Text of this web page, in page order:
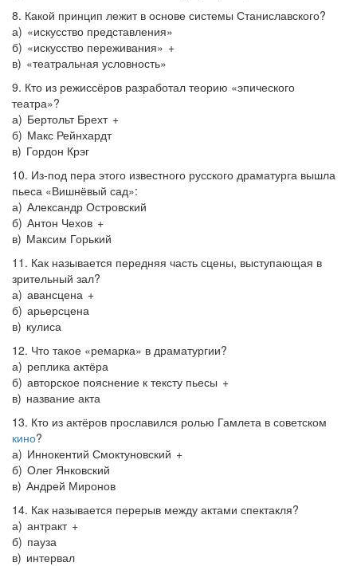
8. Какой принцип лежит в основе системы Станиславского?
а) «искусство представления»
б) «искусство переживания» +
в) «театральная условность»
9. Кто из режиссёров разработал теорию «эпического
театра»?
а) Бертольт Брехт +
б) Макс Рейнхардт
в) Гордон Крэг
10. Из-под пера этого известного русского драматурга вышла
пьеса «Вишнёвый сад»:
а) Александр Островский
б) Антон Чехов +
в) Максим Горький
11. Как называется передняя часть сцены, выступающая в
зрительный зал?
а) авансцена +
б) арьерсцена
в) кулиса
12. Что такое «ремарка» в драматургии?
а) реплика актёра
б) авторское пояснение к тексту пьесы +
в) название акта
13. Кто из актёров прославился ролью Гамлета в советском
кино?
а) Иннокентий Смоктуновский +
б) Олег Янковский
в) Андрей Миронов
14. Как называется перерыв между актами спектакля?
а) антракт +
б) пауза
в) интервал